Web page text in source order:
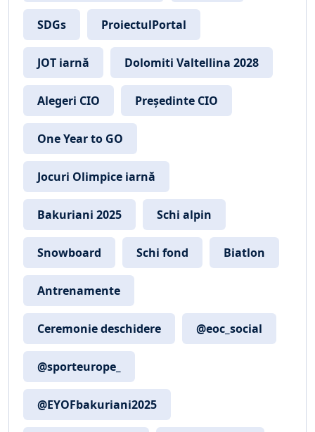
SDGs ProiectulPortal
JOT iarnă Dolomiti Valtellina 2028
Alegeri CIO Președinte CIO
One Year to GO
Jocuri Olimpice iarnă
Bakuriani 2025 Schi alpin
Snowboard Schi fond Biatlon
Antrenamente
Ceremonie deschidere @eoc_social
@sporteurope_
@EYOFbakuriani2025